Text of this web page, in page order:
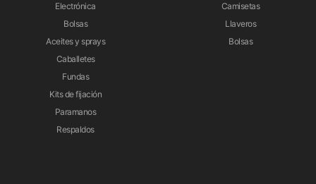
Electrónica
Bolsas
Aceites y sprays
Caballetes
Fundas
Kits de fijación
Paramanos
Respaldos
Camisetas
Llaveros
Bolsas